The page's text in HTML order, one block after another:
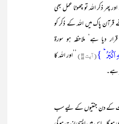
پھر ذکر اللہ تو چھوٹا عمل بھی
پاک میں اللہ کے ذکر کو
دیا ہے‘ ملاحظہ ہو سورۃ
}(آیت ۴۵)
’’اور اللہ کا
ہے۔
کے دن جنتیوں کے لیے سب